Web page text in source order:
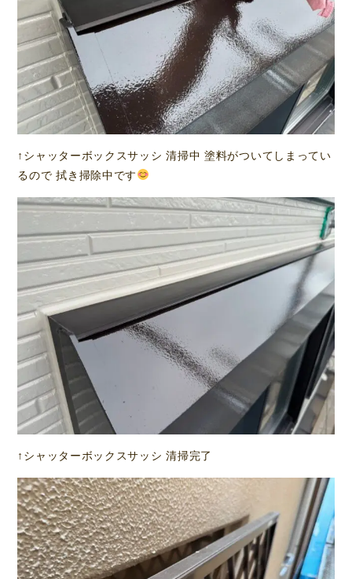
↑シャッターボックスサッシ 清掃中 塗料がついてしまってい
るので 拭き掃除中です
↑シャッターボックスサッシ 清掃完了